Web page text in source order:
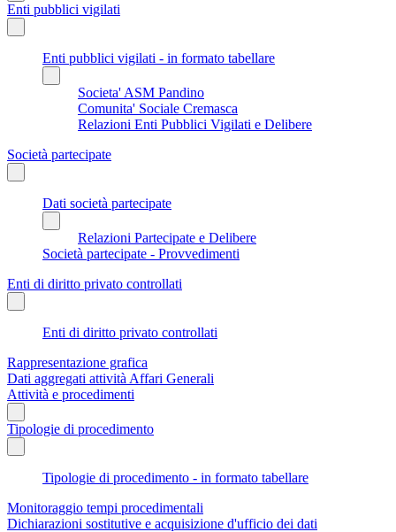
Enti pubblici vigilati
Enti pubblici vigilati - in formato tabellare
Societa' ASM Pandino
Comunita' Sociale Cremasca
Relazioni Enti Pubblici Vigilati e Delibere
Società partecipate
Dati società partecipate
Relazioni Partecipate e Delibere
Società partecipate - Provvedimenti
Enti di diritto privato controllati
Enti di diritto privato controllati
Rappresentazione grafica
Dati aggregati attività Affari Generali
Attività e procedimenti
Tipologie di procedimento
Tipologie di procedimento - in formato tabellare
Monitoraggio tempi procedimentali
Dichiarazioni sostitutive e acquisizione d'ufficio dei dati